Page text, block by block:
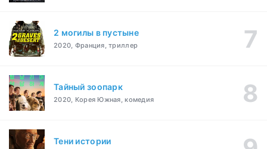
2 могилы в пустыне
2020, Франция, триллер
Тайный зоопарк
2020, Корея Южная, комедия
Тени истории